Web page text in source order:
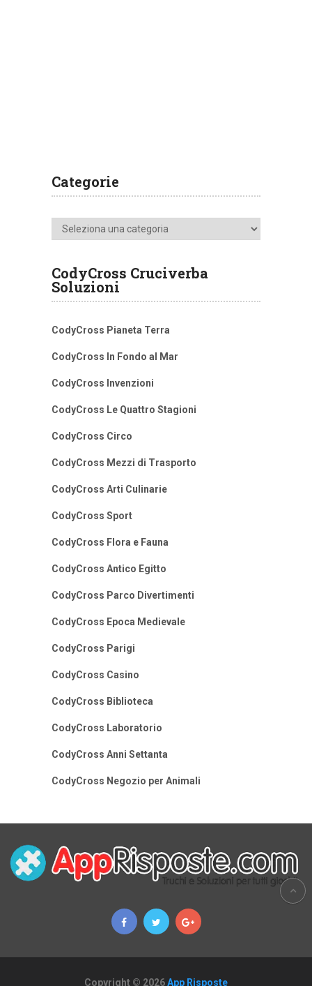
Categorie
Categorie
CodyCross Cruciverba
Soluzioni
CodyCross Pianeta Terra
CodyCross In Fondo al Mar
CodyCross Invenzioni
CodyCross Le Quattro Stagioni
CodyCross Circo
CodyCross Mezzi di Trasporto
CodyCross Arti Culinarie
CodyCross Sport
CodyCross Flora e Fauna
CodyCross Antico Egitto
CodyCross Parco Divertimenti
CodyCross Epoca Medievale
CodyCross Parigi
CodyCross Casino
CodyCross Biblioteca
CodyCross Laboratorio
CodyCross Anni Settanta
CodyCross Negozio per Animali
Copyright © 2026App Risposte